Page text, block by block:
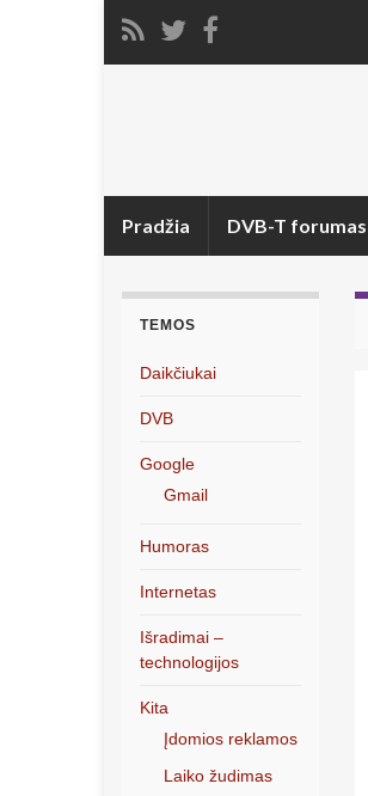
Pradžia DVB-T forumas
TEMOS
Daikčiukai
DVB
Google
Gmail
Humoras
Internetas
Išradimai –
technologijos
Kita
Įdomios reklamos
Laiko žudimas